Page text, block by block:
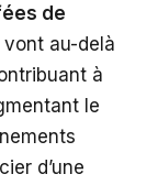
de
vont au-delà
à
le
d’une